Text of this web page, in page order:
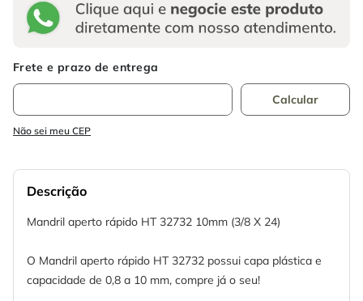
Não sei meu CEP
Descrição
Mandril aperto rápido HT 32732 10mm (3/8 X 24)
O Mandril aperto rápido HT 32732 possui capa plástica e
capacidade de 0,8 a 10 mm, compre já o seu!